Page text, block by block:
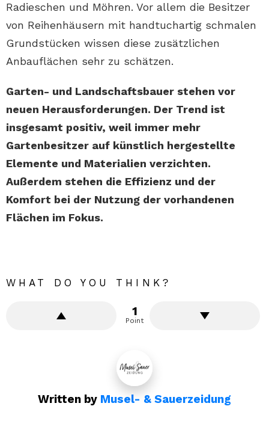
Radieschen und Möhren. Vor allem die Besitzer
von Reihenhäusern mit handtuchartig schmalen
Grundstücken wissen diese zusätzlichen
Anbauflächen sehr zu schätzen.
Garten- und Landschaftsbauer stehen vor
neuen Herausforderungen. Der Trend ist
insgesamt positiv, weil immer mehr
Gartenbesitzer auf künstlich hergestellte
Elemente und Materialien verzichten.
Außerdem stehen die Effizienz und der
Komfort bei der Nutzung der vorhandenen
Flächen im Fokus.
WHAT DO YOU THINK?
1
Point
Written by Musel- & Sauerzeidung